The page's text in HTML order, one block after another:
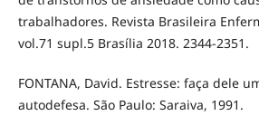
trabalhadores. Revista Brasileira
vol.71 supl.5 Brasília 2018. 2344-2351.
FONTANA, David. Estresse: faça dele
autodefesa. São Paulo: Saraiva, 1991.